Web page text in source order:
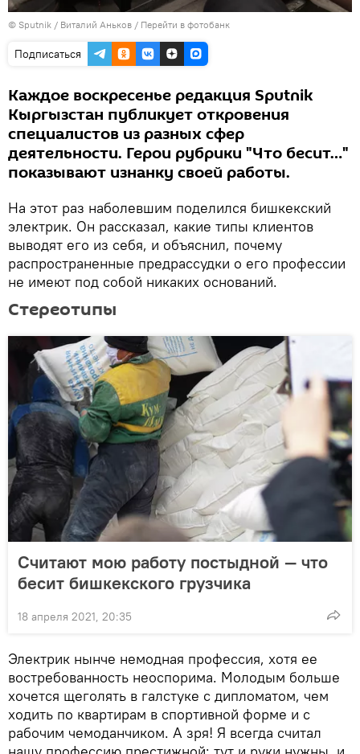
© Sputnik / Виталий Аньков / Перейти в фотобанк
Подписаться
Каждое воскресенье редакция Sputnik
Кыргызстан публикует откровения
специалистов из разных сфер
деятельности. Герои рубрики "Что бесит…"
показывают изнанку своей работы.
На этот раз наболевшим поделился бишкекский
электрик. Он рассказал, какие типы клиентов
выводят его из себя, и объяснил, почему
распространенные предрассудки о его профессии
не имеют под собой никаких оснований.
Стереотипы
Считают мою работу постыдной — что
бесит бишкекского грузчика
18 апреля 2021, 20:35
Электрик нынче немодная профессия, хотя ее
востребованность неоспорима. Молодым больше
хочется щеголять в галстуке с дипломатом, чем
ходить по квартирам в спортивной форме и с
рабочим чемоданчиком. А зря! Я всегда считал